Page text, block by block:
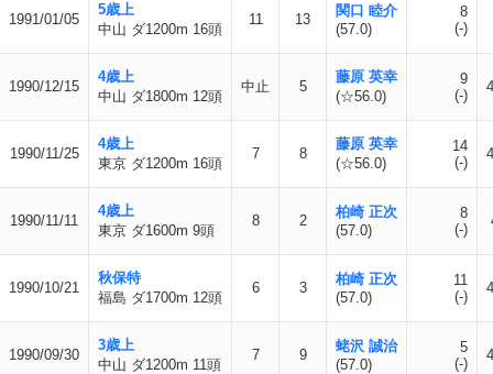
1991/01/05
5歳上
中山 ダ1200m 16頭
11 13
関口 睦介
(57.0)
8
(-)
1990/12/15
4歳上
中山 ダ1800m 12頭
中止 5
藤原 英幸
(☆56.0)
9
(-)
1990/11/25
4歳上
東京 ダ1200m 16頭
7 8
藤原 英幸
(☆56.0)
14
(-)
1990/11/11
4歳上
東京 ダ1600m 9頭
8 2
柏崎 正次
(57.0)
8
(-)
1990/10/21
秋保特
福島 ダ1700m 12頭
6 3
柏崎 正次
(57.0)
11
(-)
1990/09/30
3歳上
中山 ダ1200m 11頭
7 9
蛯沢 誠治
(57.0)
5
(-)